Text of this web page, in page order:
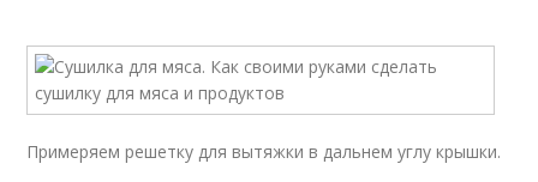
Примеряем решетку для вытяжки в дальнем углу крышки.